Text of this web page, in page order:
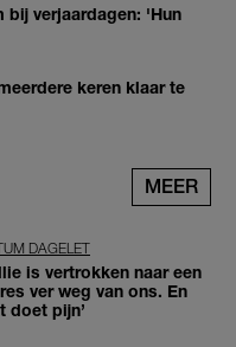
verjaardagen: 'Hun
keren klaar te
MEER
DAGELET
is vertrokken naar een
ver weg van ons. En
doet pijn’